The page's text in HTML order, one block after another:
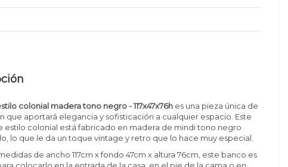
colonial madera tono negro - 117x47x76h es una pieza única de
que aportará elegancia y sofisticación a cualquier espacio. Este
estilo colonial está fabricado en madera de mindi tono negro
lo que le da un toque vintage y retro que lo hace muy especial.
de ancho 117cm x fondo 47cm x altura 76cm, este banco es